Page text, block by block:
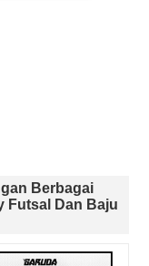
Berbagai
Futsal Dan Baju